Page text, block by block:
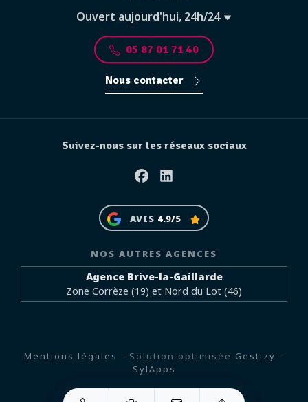
Ouvert aujourd'hui, 24h/24
05 87 01 71 40
Nous contacter
Suivez-nous sur les réseaux sociaux
FacebookLinkedin
AVIS 4.9/5
NOS AUTRES AGENCES
Agence Brive-la-Gaillarde
Zone Corrèze (19) et Nord du Lot (46)
Mentions légales - Solution optimisée Gestizy -
SylApps